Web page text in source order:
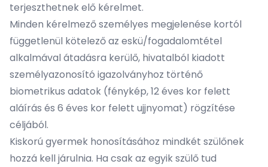
terjeszthetnek elő kérelmet.
Minden kérelmező személyes megjelenése kortól
függetlenül kötelező az eskü/fogadalomtétel
alkalmával átadásra kerülő, hivatalból kiadott
személyazonosító igazolványhoz történő
biometrikus adatok (fénykép, 12 éves kor felett
aláírás és 6 éves kor felett ujjnyomat) rögzítése
céljából.
Kiskorú gyermek honosításához mindkét szülőnek
hozzá kell járulnia. Ha csak az egyik szülő tud